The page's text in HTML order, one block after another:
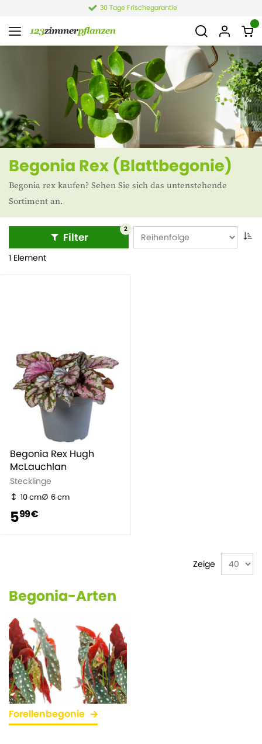
30 Tage Frischegarantie
Begonia Rex (Blattbegonie)
Begonia rex kaufen? Sehen Sie sich das untenstehende
Sortiment an.
Filter
2
1 Element
Begonia Rex Hugh
McLauchlan
Stecklinge
10 cm 6 cm
599 €
Zeige
Begonia-Arten
Forellenbegonie